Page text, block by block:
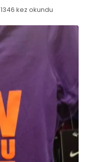
1346 kez okundu